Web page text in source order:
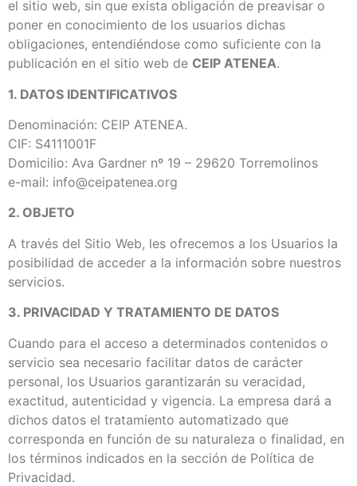
el sitio web, sin que exista obligación de preavisar o
poner en conocimiento de los usuarios dichas
obligaciones, entendiéndose como suficiente con la
publicación en el sitio web de CEIP ATENEA.
1. DATOS IDENTIFICATIVOS
Denominación: CEIP ATENEA.
CIF: S4111001F
Domicilio: Ava Gardner nº 19 – 29620 Torremolinos
e-mail: info@ceipatenea.org
2. OBJETO
A través del Sitio Web, les ofrecemos a los Usuarios la
posibilidad de acceder a la información sobre nuestros
servicios.
3. PRIVACIDAD Y TRATAMIENTO DE DATOS
Cuando para el acceso a determinados contenidos o
servicio sea necesario facilitar datos de carácter
personal, los Usuarios garantizarán su veracidad,
exactitud, autenticidad y vigencia. La empresa dará a
dichos datos el tratamiento automatizado que
corresponda en función de su naturaleza o finalidad, en
los términos indicados en la sección de Política de
Privacidad.